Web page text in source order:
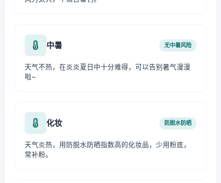
中暑 无中暑风险
天气不热，在炎炎夏日中十分难得，可以告别暑气漫漫
啦~
化妆 防脱水防晒
天气炎热，用防脱水防晒指数高的化妆品，少用粉底，
常补粉。